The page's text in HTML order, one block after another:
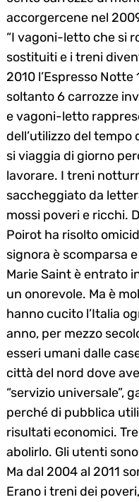
accorgercene nel
“I vagoni-letto che si
sostituiti e i treni
2010 l’Espresso
soltanto 6 carrozze
e vagoni-letto
dell’utilizzo del tempo
si viaggia di giorno
lavorare. I treni
saccheggiato da
mossi poveri e ricchi.
Poirot ha risolto
signora è scomparsa
Marie Saint è entrato
un onorevole. Ma è
hanno cucito l’Italia
anno, per mezzo
esseri umani dalle
città del nord dove
“servizio universale”,
perché di pubblica
risultati economici.
abolirlo. Gli utenti
Ma dal 2004 al 2011
Erano i treni dei